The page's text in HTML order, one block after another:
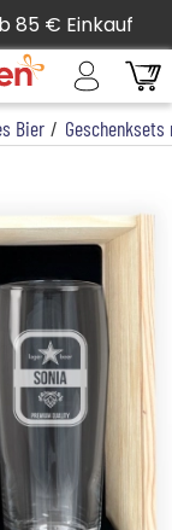
85 € Einkauf
Bier /